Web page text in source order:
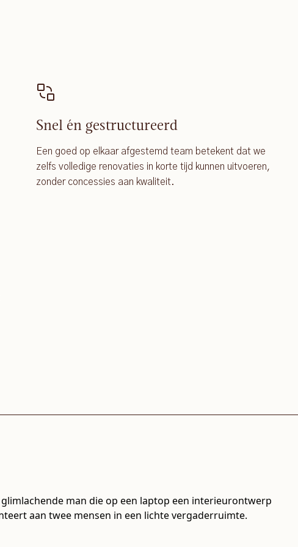
Snel én gestructureerd
Een goed op elkaar afgestemd team betekent dat we
zelfs volledige renovaties in korte tijd kunnen uitvoeren,
zonder concessies aan kwaliteit.